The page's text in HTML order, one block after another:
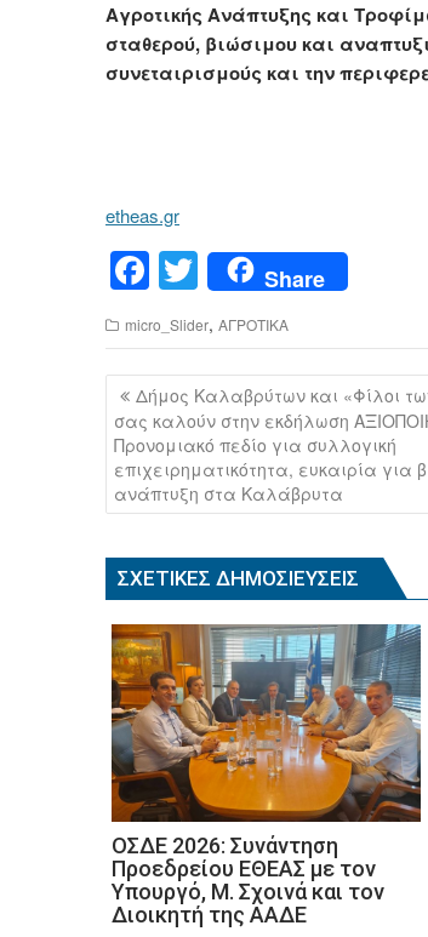
Αγροτικής Ανάπτυξης και
σταθερού, βιώσιμου και
συνεταιρισμούς και την
etheas.gr
F
a
c
e
b
o
o
T
wi
tt
er
Share
micro_Slider, ΑΓΡΟΤΙΚΑ
Πλοήγηση
άρθρων
Δήμος Καλαβρύτων και «Φίλοι
σας καλούν στην εκδήλωση
Προνομιακό πεδίο για συλλογική
επιχειρηματικότητα, ευκαιρία για
ανάπτυξη στα Καλάβρυτα
ΣΧΕΤΙΚΈΣ ΔΗΜΟΣΙΕΎΣΕΙΣ
ΟΣΔΕ 2026: Συνάντηση
Προεδρείου ΕΘΕΑΣ με τον
Υπουργό, Μ. Σχοινά και τον
Διοικητή της ΑΑΔΕ